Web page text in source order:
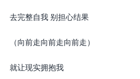
去完整自我 别担心结果
（向前走向前走向前走）
就让现实拥抱我